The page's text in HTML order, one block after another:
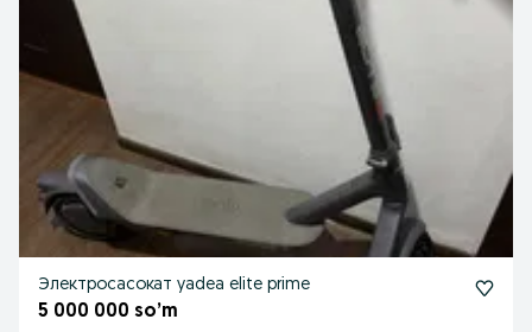
Электросасокат yadea elite prime
5 000 000 so’m